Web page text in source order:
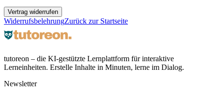
Vertrag widerrufen
WiderrufsbelehrungZurück zur Startseite
tutoreon – die KI-gestützte Lernplattform für interaktive
Lerneinheiten. Erstelle Inhalte in Minuten, lerne im Dialog.
Newsletter